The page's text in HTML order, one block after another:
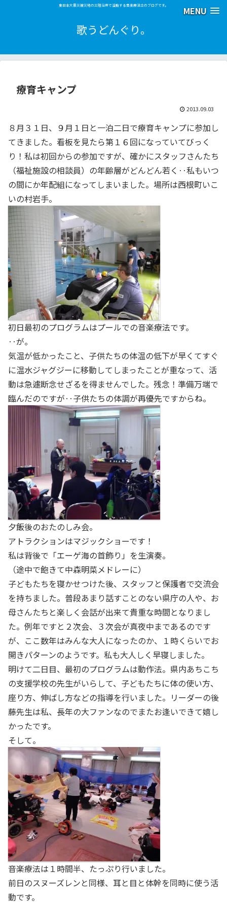
MENU
東日本大震災被災地の三陸沿岸で活動する音楽療法士のブログです。
歌うどんぐり。
療育キャンプ
2013.09.03
８月３１日、９月１日と一泊二日で療育キャンプに参加し
てきました。看板を見たら第１６回になっていてびっく
り！私は初回からの参加ですが、確かにスタッフさんたち
（福祉施設の相談員）の年齢層がどんどん若く‥私もいつ
の間にか年配組になってしまいました。場所は西根町いこ
いの村岩手。
初日最初のプログラムはプールでの音楽療法です。
‥が。
気温が低かったこと、子供たちの体温の低下が早くてすぐ
に温水ジャグジーに移動してしまったことが重なって、活
動は急遽断念せざるを得ませんでした。残念！準備万端で
臨んだのですが‥子供たちの体調が再優先ですからね。
夕飯後のおたのしみ会。
アトラクションはマジックショーです！
私は背後で「エーゲ海の首飾り」を生演奏。
（途中で飽きて中森明菜メドレーに）
子どもたちを寝かせつけた後、スタッフと保護者で交流会
を持ちました。普段あまり話すことのない県庁の人や、お
母さんたちと楽しく会話が出来て貴重な時間となりまし
た。例年ですと２次会、３次会が真夜中まであるのです
が、ここ数年はみんな大人になったのか、１時くらいでお
開きパターンのようです。私も大人しく早寝しました。
明けて二日目、最初のプログラムは動作法。県内あちこち
の支援学校の先生がいらして、子どもたちに体の使い方、
座り方、伸ばし方などの指導を行いました。リーダーの後
藤先生は私、長年の大ファンなのでまたお逢いできて嬉し
かったです。
そして。
音楽療法は１時間半、たっぷり行いました。
前日のスヌーズレンと同様、耳と目と体幹を同時に使う活
動です。